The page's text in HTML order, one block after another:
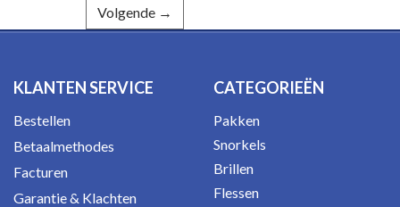
Volgende →
KLANTEN SERVICE
Bestellen
Betaalmethodes
Facturen
Garantie & Klachten
CATEGORIEËN
Pakken
Snorkels
Brillen
Flessen